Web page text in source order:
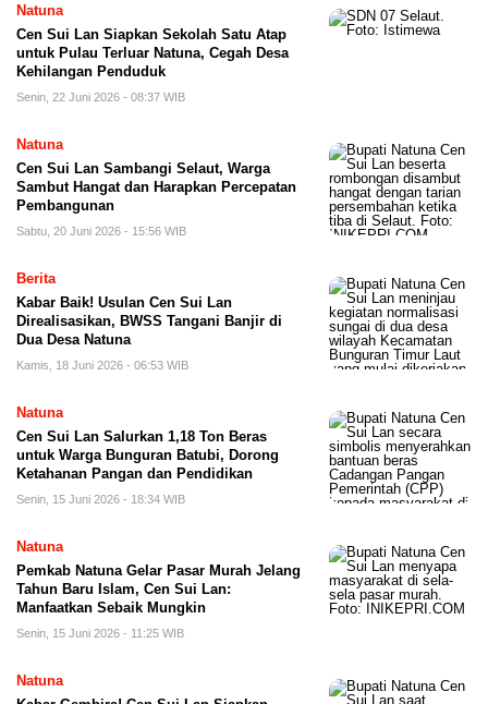
Natuna
Cen Sui Lan Siapkan Sekolah Satu Atap
untuk Pulau Terluar Natuna, Cegah Desa
Kehilangan Penduduk
Senin, 22 Juni 2026 - 08:37 WIB
Natuna
Cen Sui Lan Sambangi Selaut, Warga
Sambut Hangat dan Harapkan Percepatan
Pembangunan
Sabtu, 20 Juni 2026 - 15:56 WIB
Berita
Kabar Baik! Usulan Cen Sui Lan
Direalisasikan, BWSS Tangani Banjir di
Dua Desa Natuna
Kamis, 18 Juni 2026 - 06:53 WIB
Natuna
Cen Sui Lan Salurkan 1,18 Ton Beras
untuk Warga Bunguran Batubi, Dorong
Ketahanan Pangan dan Pendidikan
Senin, 15 Juni 2026 - 18:34 WIB
Natuna
Pemkab Natuna Gelar Pasar Murah Jelang
Tahun Baru Islam, Cen Sui Lan:
Manfaatkan Sebaik Mungkin
Senin, 15 Juni 2026 - 11:25 WIB
Natuna